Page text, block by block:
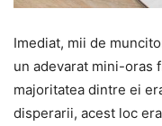
Imediat, mii de
un adevarat mini-oras
majoritatea dintre ei
disperarii, acest loc